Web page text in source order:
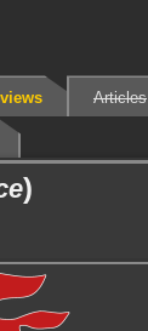
Articles
)